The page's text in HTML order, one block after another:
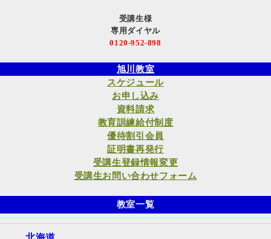
受講生様
専用ダイヤル
0120-952-898
旭川教室
スケジュール
お申し込み
資料請求
教育訓練給付制度
優待割引会員
証明書再発行
受講生登録情報変更
受講生お問い合わせフォーム
教室一覧